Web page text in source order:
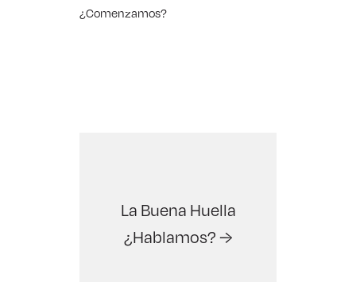
¿Comenzamos?
La Buena Huella
¿Hablamos? →